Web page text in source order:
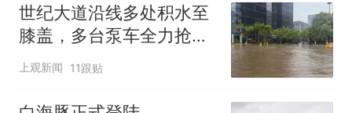
世纪大道沿线多处积水至
膝盖，多台泵车全力抢
排，建议市民尽量避免附
上观新闻 11跟贴